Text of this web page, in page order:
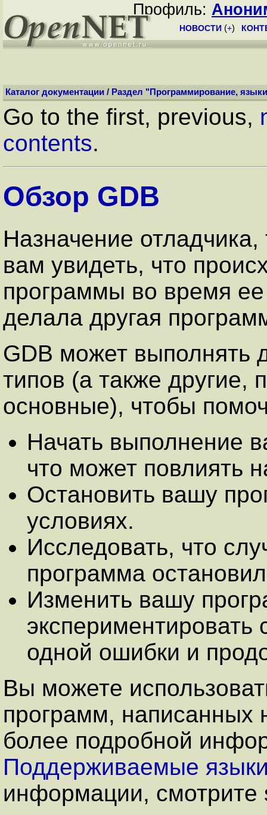
Профиль:
НОВОСТИ (+)
Каталог документации / Раздел "Программирование,
Go to the first, previous,
contents.
Обзор GDB
Назначение отладчика,
вам увидеть, что
программы во время
делала другая
GDB может выполнять
типов (а также
основные), чтобы
Начать выполнение
что может повлиять
Остановить вашу
условиях.
Исследовать, что
программа
Изменить вашу
одной ошибки и
Вы можете
программ, написанных
более подробной
Поддерживаемые
информации,